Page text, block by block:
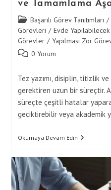
ve Tamamlama
Post
category:
Başarılı Görev Tanıtımları /
Görevleri / Evde
Görevler / Yapılması Zor
Post 0 Yorum
Tez yazımı, disiplin, titizlik
gerektiren uzun bir süreçtir.
süreçte çeşitli hatalar
geciktirebilir veya akademik
Okumaya Devam EdinTez